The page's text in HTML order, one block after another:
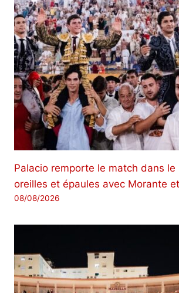
Palacio remporte le match dans le
oreilles et épaules avec Morante
08/08/2026